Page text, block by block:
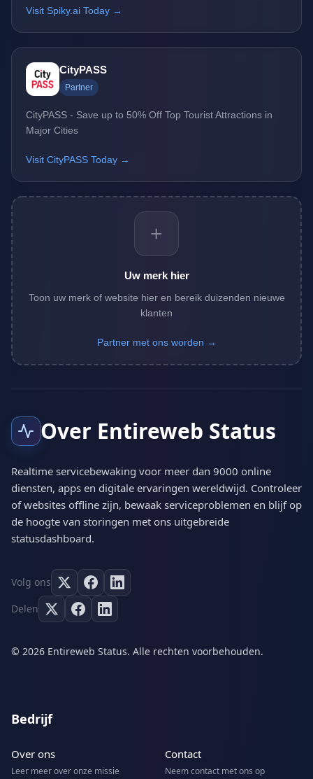
Visit Spiky.ai Today →
CityPASS
Partner
CityPASS - Save up to 50% Off Top Tourist Attractions in
Major Cities
Visit CityPASS Today →
+
Uw merk hier
Toon uw merk of website hier en bereik duizenden nieuwe
klanten
Partner met ons worden →
Over Entireweb Status
Realtime servicebewaking voor meer dan 9000 online
diensten, apps en digitale ervaringen wereldwijd. Controleer
of websites offline zijn, bewaak serviceproblemen en blijf op
de hoogte van storingen met ons uitgebreide
statusdashboard.
Volg ons
Delen
© 2026 Entireweb Status. Alle rechten voorbehouden.
Bedrijf
Over ons
Leer meer over onze missie
Contact
Neem contact met ons op